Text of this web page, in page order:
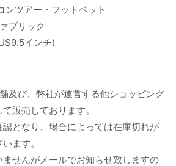
ツアー・フットベット
ブリック
インチ)
及び、弊社が運営する他ショッピング
販売しております。
となり、場合によっては在庫切れが
ます。
せんがメールでお知らせ致しますの